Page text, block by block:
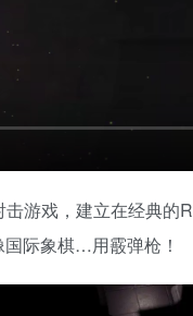
游戏，建立在经典的
际象棋…用霰弹枪！